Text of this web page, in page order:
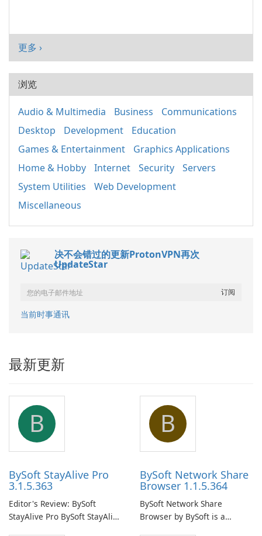
更多 ›
浏览
Audio & Multimedia Business
Communications
Desktop
Development
Education
Games & Entertainment
Graphics Applications
Home & Hobby
Internet Security
Servers
System Utilities
Web Development
Miscellaneous
决不会错过的更新ProtonVPN再次
UpdateStar
当前时事通讯
最新更新
B
BySoft StayAlive Pro
3.1.5.363
Editor's Review: BySoft
StayAlive Pro BySoft StayAlive
B
BySoft Network Share
Browser 1.1.5.364
BySoft Network Share
Browser by BySoft is a